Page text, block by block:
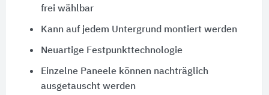
frei wählbar
Kann auf jedem Untergrund montiert werden
Neuartige Festpunkttechnologie
Einzelne Paneele können nachträglich
ausgetauscht werden